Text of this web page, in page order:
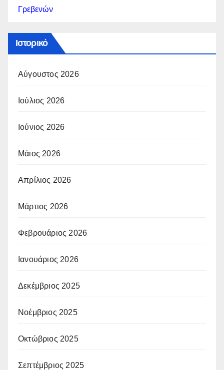
Γρεβενών
Ιστορικό
Αύγουστος 2026
Ιούλιος 2026
Ιούνιος 2026
Μάιος 2026
Απρίλιος 2026
Μάρτιος 2026
Φεβρουάριος 2026
Ιανουάριος 2026
Δεκέμβριος 2025
Νοέμβριος 2025
Οκτώβριος 2025
Σεπτέμβριος 2025